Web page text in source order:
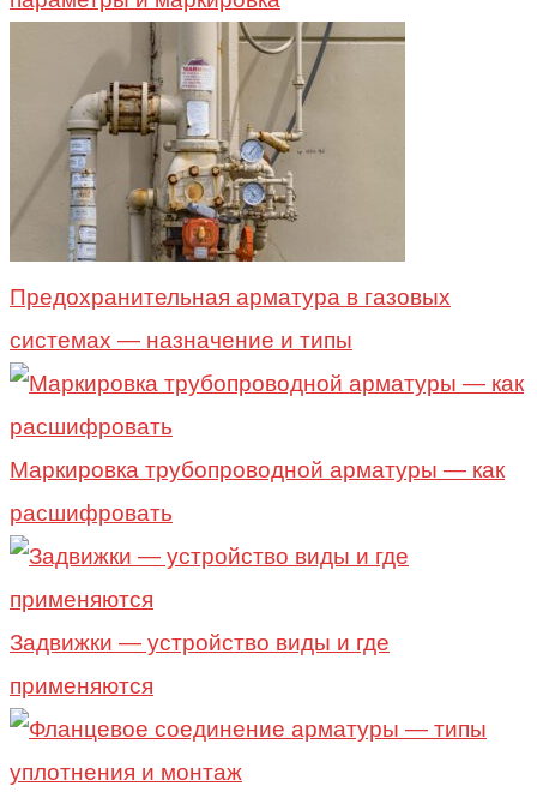
Предохранительная арматура в газовых
системах — назначение и типы
Маркировка трубопроводной арматуры — как
расшифровать
Задвижки — устройство виды и где
применяются